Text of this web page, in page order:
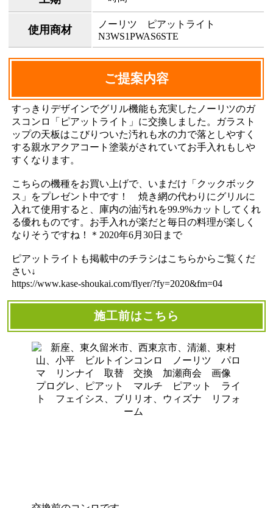
使用商材
ノーリツ ピアットライト
N3WS1PWAS6STE
ご提案内容
すっきりデザインでグリル機能も充実したノーリツのガ
スコンロ「ピアットライト」に交換しました。ガラスト
ップの天板はこびりついた汚れも水の力で落としやすく
する親水アクアコート塗装がされていてお手入れもしや
すくなります。
こちらの機種をお買い上げで、いまだけ「クックボック
ス」をプレゼント中です！ 焼き網の代わりにグリルに
入れて使用すると、庫内の油汚れを99.9%カットしてくれ
る優れものです。お手入れが楽だと毎日の料理が楽しく
なりそうですね！＊2020年6月30日まで
ピアットライトも掲載中のチラシはこちらからご覧くだ
さい↓
https://www.kase-shoukai.com/flyer/?fy=2020&fm=04
施工前はこちら